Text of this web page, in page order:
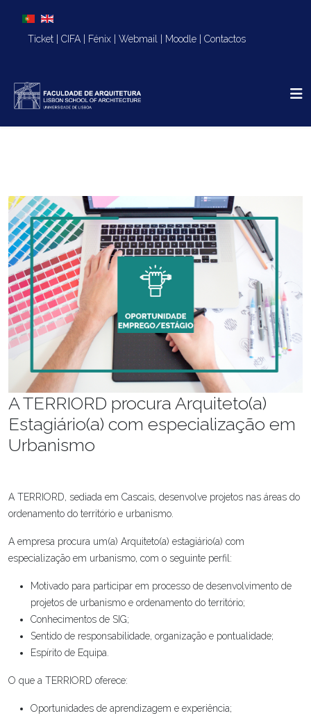
Escolha o seu idioma
Ticket CIFA Fénix Webmail Moodle Contactos
A TERRIORD procura Arquiteto(a)
Estagiário(a) com especialização em
Urbanismo
A TERRIORD, sediada em Cascais, desenvolve projetos nas áreas do
ordenamento do território e urbanismo.
A empresa procura um(a) Arquiteto(a) estagiário(a) com
especialização em urbanismo, com o seguinte perfil:
Motivado para participar em processo de desenvolvimento de
projetos de urbanismo e ordenamento do território;
Conhecimentos de SIG;
Sentido de responsabilidade, organização e pontualidade;
Espírito de Equipa.
O que a TERRIORD oferece:
Oportunidades de aprendizagem e experiência;